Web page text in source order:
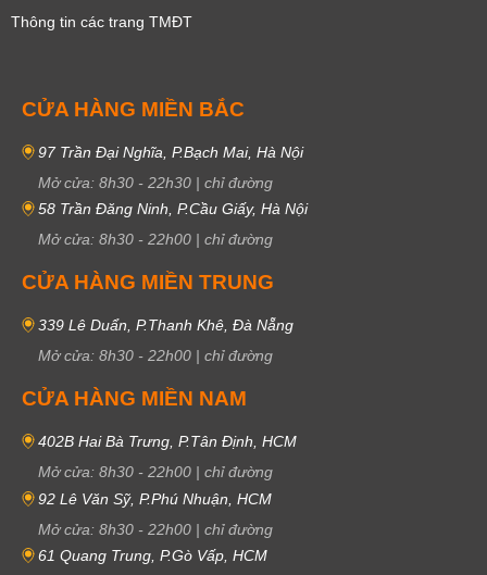
Thông tin các trang TMĐT
CỬA HÀNG MIỀN BẮC
97 Trần Đại Nghĩa, P.Bạch Mai, Hà Nội
Mở cửa: 8h30 - 22h30 | chỉ đường
58 Trần Đăng Ninh, P.Cầu Giấy, Hà Nội
Mở cửa: 8h30 - 22h00 | chỉ đường
CỬA HÀNG MIỀN TRUNG
339 Lê Duẩn, P.Thanh Khê, Đà Nẵng
Mở cửa: 8h30 - 22h00 | chỉ đường
CỬA HÀNG MIỀN NAM
402B Hai Bà Trưng, P.Tân Định, HCM
Mở cửa: 8h30 - 22h00 | chỉ đường
92 Lê Văn Sỹ, P.Phú Nhuận, HCM
Mở cửa: 8h30 - 22h00 | chỉ đường
61 Quang Trung, P.Gò Vấp, HCM